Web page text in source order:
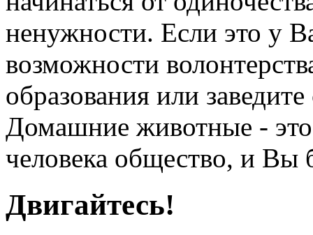
ненужности. Если это у
возможности
образования или
Домашние животные -
человека общество, и Вы
Двигайтесь!